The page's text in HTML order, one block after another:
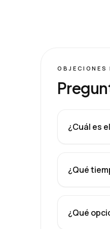
OBJECIONES
¿Cuál es
¿Qué
¿Qué